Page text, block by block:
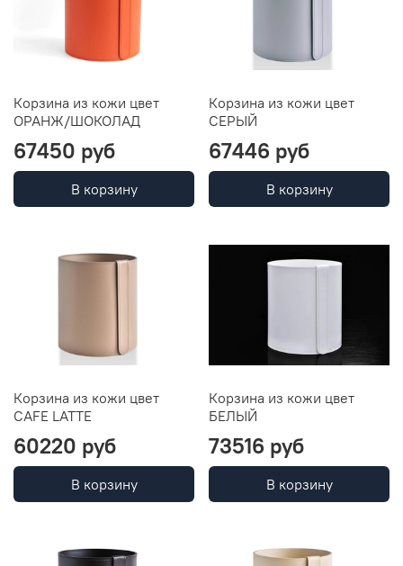
Корзина из кожи цвет
ОРАНЖ/ШОКОЛАД
67450 руб
В корзину
Корзина из кожи цвет
СЕРЫЙ
67446 руб
В корзину
Корзина из кожи цвет
CAFE LATTE
60220 руб
В корзину
Корзина из кожи цвет
БЕЛЫЙ
73516 руб
В корзину